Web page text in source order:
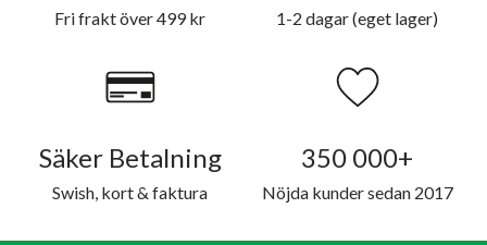
Fri frakt över 499 kr 1-2 dagar (eget lager)
Säker Betalning
Swish, kort & faktura
350 000+
Nöjda kunder sedan 2017